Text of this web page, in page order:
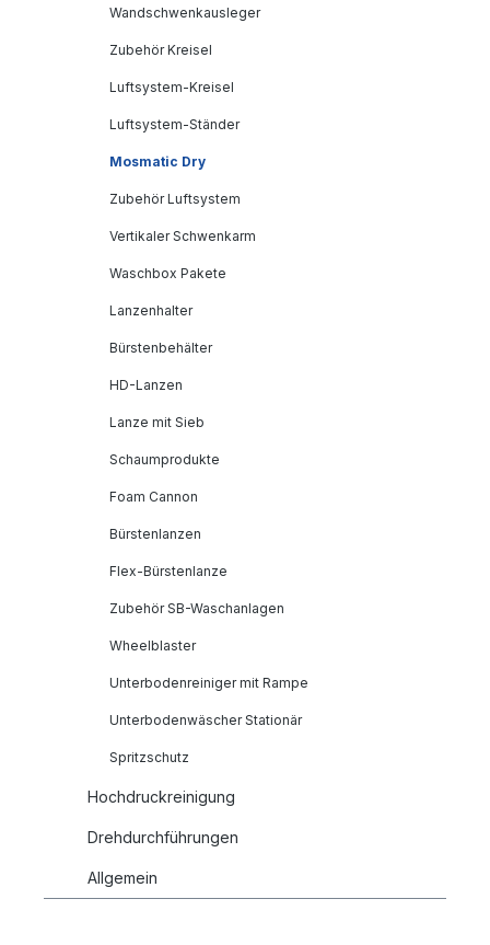
Wandschwenkausleger
Zubehör Kreisel
Luftsystem-Kreisel
Luftsystem-Ständer
Mosmatic Dry
Zubehör Luftsystem
Vertikaler Schwenkarm
Waschbox Pakete
Lanzenhalter
Bürstenbehälter
HD-Lanzen
Lanze mit Sieb
Schaumprodukte
Foam Cannon
Bürstenlanzen
Flex-Bürstenlanze
Zubehör SB-Waschanlagen
Wheelblaster
Unterbodenreiniger mit Rampe
Unterbodenwäscher Stationär
Spritzschutz
Hochdruckreinigung
Drehdurchführungen
Allgemein